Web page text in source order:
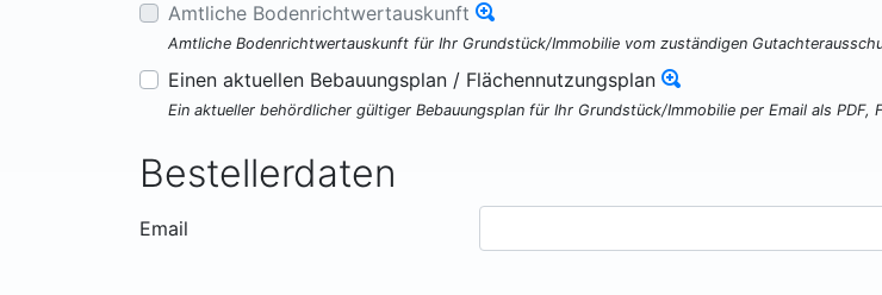
Amtliche Bodenrichtwertauskunft
Amtliche Bodenrichtwertauskunft für Ihr Grundstück/Immobilie vom zuständigen
Einen aktuellen Bebauungsplan / Flächennutzungsplan
Ein aktueller behördlicher gültiger Bebauungsplan für Ihr Grundstück/Immobilie per Email als
Bestellerdaten
Email